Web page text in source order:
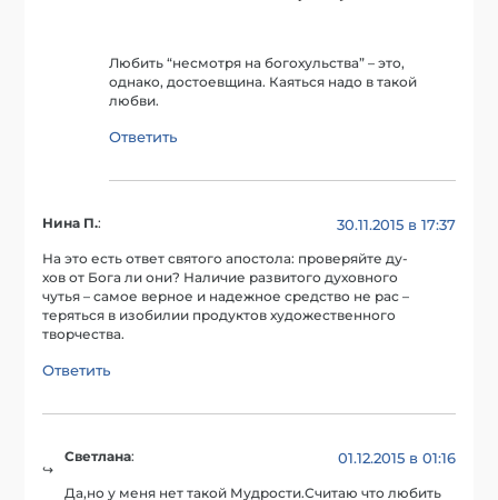
Любить “несмотря на богохульства” – это,
однако, достоевщина. Каяться надо в такой
любви.
Ответить
Нина П.: 30.11.2015 в 17:37
На это есть ответ святого апостола: проверяйте ду-
хов от Бога ли они? Наличие развитого духовного
чутья – самое верное и надежное средство не рас –
теряться в изобилии продуктов художественного
творчества.
Ответить
Светлана: 01.12.2015 в 01:16
Да,но у меня нет такой Мудрости.Считаю что любить